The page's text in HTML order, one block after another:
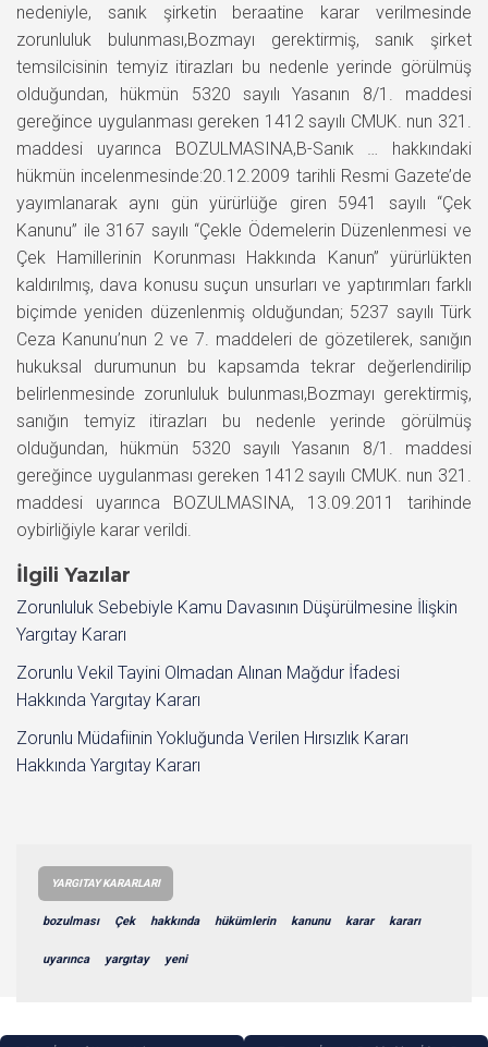
nedeniyle, sanık şirketin beraatine karar verilmesinde
zorunluluk bulunması,Bozmayı gerektirmiş, sanık şirket
temsilcisinin temyiz itirazları bu nedenle yerinde görülmüş
olduğundan, hükmün 5320 sayılı Yasanın 8/1. maddesi
gereğince uygulanması gereken 1412 sayılı CMUK. nun 321.
maddesi uyarınca BOZULMASINA,B-Sanık … hakkındaki
hükmün incelenmesinde:20.12.2009 tarihli Resmi Gazete’de
yayımlanarak aynı gün yürürlüğe giren 5941 sayılı “Çek
Kanunu” ile 3167 sayılı “Çekle Ödemelerin Düzenlenmesi ve
Çek Hamillerinin Korunması Hakkında Kanun” yürürlükten
kaldırılmış, dava konusu suçun unsurları ve yaptırımları farklı
biçimde yeniden düzenlenmiş olduğundan; 5237 sayılı Türk
Ceza Kanunu’nun 2 ve 7. maddeleri de gözetilerek, sanığın
hukuksal durumunun bu kapsamda tekrar değerlendirilip
belirlenmesinde zorunluluk bulunması,Bozmayı gerektirmiş,
sanığın temyiz itirazları bu nedenle yerinde görülmüş
olduğundan, hükmün 5320 sayılı Yasanın 8/1. maddesi
gereğince uygulanması gereken 1412 sayılı CMUK. nun 321.
maddesi uyarınca BOZULMASINA, 13.09.2011 tarihinde
oybirliğiyle karar verildi.
İlgili Yazılar
Zorunluluk Sebebiyle Kamu Davasının Düşürülmesine İlişkin
Yargıtay Kararı
Zorunlu Vekil Tayini Olmadan Alınan Mağdur İfadesi
Hakkında Yargıtay Kararı
Zorunlu Müdafiinin Yokluğunda Verilen Hırsızlık Kararı
Hakkında Yargıtay Kararı
YARGITAY KARARLARI
bozulması Çek hakkında hükümlerin kanunu karar kararı
uyarınca yargıtay yeni